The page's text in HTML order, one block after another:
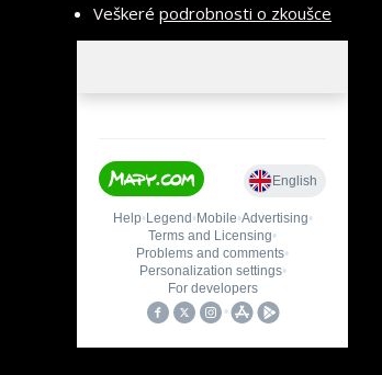
Veškeré podrobnosti o zkoušce